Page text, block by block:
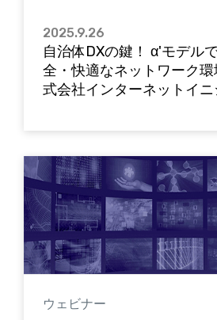
2025.9.26
自治体DXの鍵！ α'モデル
全・快適なネットワーク
式会社インターネットイニ
ウェビナー